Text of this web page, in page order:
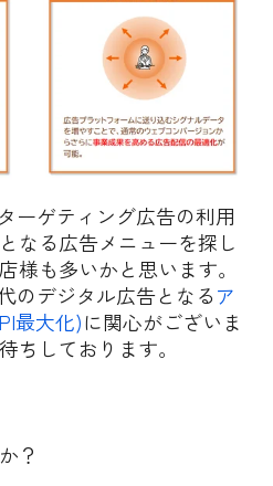
ーゲティング広告の利用
なる広告メニューを探し
様も多いかと思います。
のデジタル広告となるア
最大化)に関心がございま
ちしております。
？